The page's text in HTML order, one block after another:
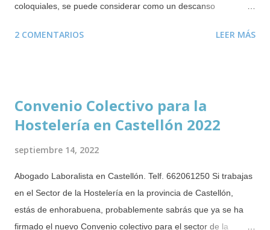
coloquiales, se puede considerar como un descanso
obligatorio de 6 semanas tras el parto, adopción o resolución
con fines de acogimiento. Este derecho puede disfrutarse
incluso mientras se cobra el paro . Durante este periodo no se
disfrutando del citado permiso. En el caso de mujeres
embarazadas, no se las puede despedir ni durante el periodo
de prueba ( novedad incorporada en 2019 ). Salvo que el
despido esté justificado por alguna causa completamente
ajena a la maternidad o paternidad. Es poco habitual que las
2 COMENTARIOS LEER MÁS
Convenio Colectivo para la
Hostelería en Castellón 2022
septiembre 14, 2022
Abogado Laboralista en Castellón. Telf. 662061250 Si trabajas
en el Sector de la Hostelería en la provincia de Castellón,
estás de enhorabuena, probablemente sabrás que ya se ha
firmado el nuevo Convenio colectivo para el sector de la